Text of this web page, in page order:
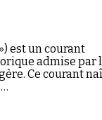
est un courant
admise par
Ce courant